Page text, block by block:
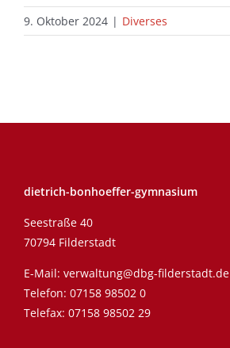
9. Oktober 2024 | Diverses
dietrich-bonhoeffer-gymnasium
Seestraße 40
70794 Filderstadt
E-Mail: verwaltung@dbg-filderstadt.de
Telefon: 07158 98502 0
Telefax: 07158 98502 29